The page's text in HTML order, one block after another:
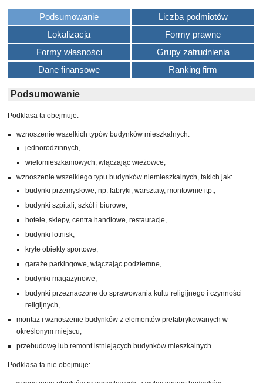
Podsumowanie
Liczba podmiotów
Lokalizacja
Formy prawne
Formy własności
Grupy zatrudnienia
Dane finansowe
Ranking firm
Podsumowanie
Podklasa ta obejmuje:
wznoszenie wszelkich typów budynków mieszkalnych:
jednorodzinnych,
wielomieszkaniowych, włączając wieżowce,
wznoszenie wszelkiego typu budynków niemieszkalnych, takich jak:
budynki przemysłowe, np. fabryki, warsztaty, montownie itp.,
budynki szpitali, szkół i biurowe,
hotele, sklepy, centra handlowe, restauracje,
budynki lotnisk,
kryte obiekty sportowe,
garaże parkingowe, włączając podziemne,
budynki magazynowe,
budynki przeznaczone do sprawowania kultu religijnego i czynności
religijnych,
montaż i wznoszenie budynków z elementów prefabrykowanych w
określonym miejscu,
przebudowę lub remont istniejących budynków mieszkalnych.
Podklasa ta nie obejmuje: